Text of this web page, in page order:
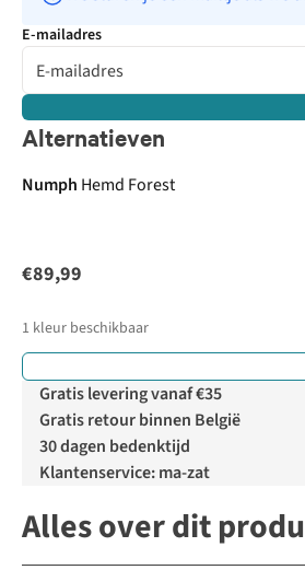
E-mailadres
Alternatieven
Numph Hemd Forest
€89,99
1 kleur beschikbaar
Gratis levering vanaf €35
Gratis retour binnen België
30 dagen bedenktijd
Klantenservice: ma-zat
Alles over dit